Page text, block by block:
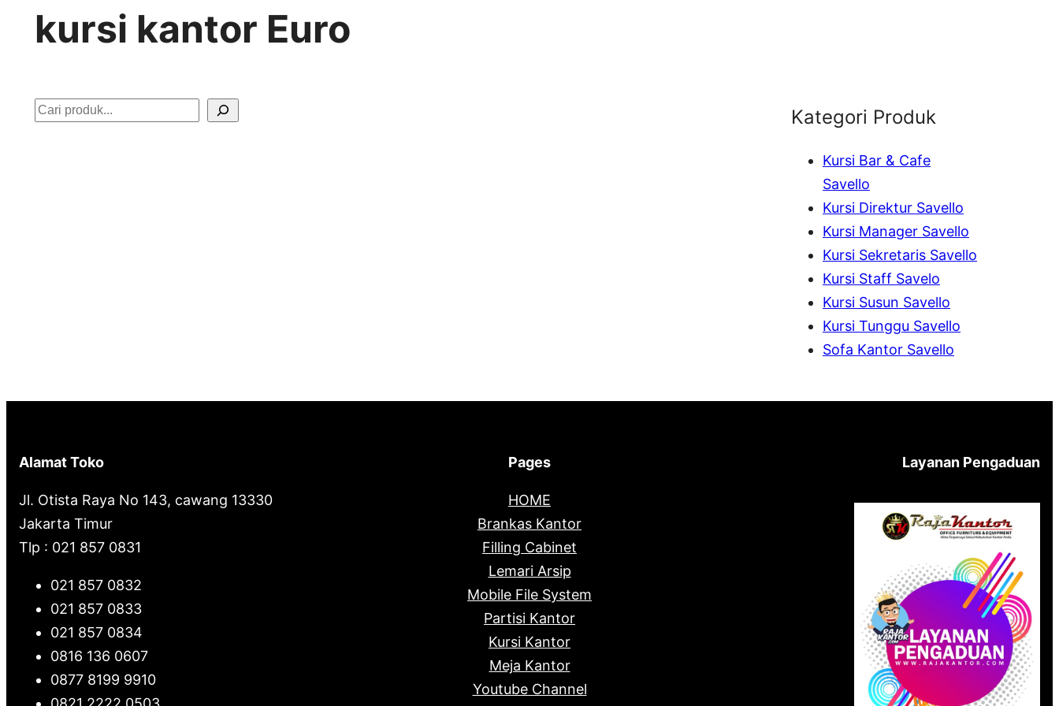
kursi kantor Euro
S
Kategori Produk
Kursi Bar & Cafe
Savello
Kursi Direktur Savello
Kursi Manager Savello
Kursi Sekretaris Savello
Kursi Staff Savelo
Kursi Susun Savello
Kursi Tunggu Savello
Sofa Kantor Savello
Alamat Toko
Jl. Otista Raya No 143, cawang 13330
Jakarta Timur
Tlp : 021 857 0831
021 857 0832
021 857 0833
021 857 0834
0816 136 0607
0877 8199 9910
Pages
HOME
Brankas Kantor
Filling Cabinet
Lemari Arsip
Mobile File System
Partisi Kantor
Kursi Kantor
Meja Kantor
Youtube Channel
Layanan Pengaduan